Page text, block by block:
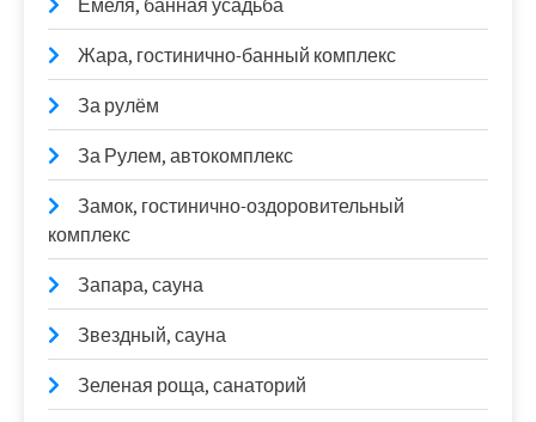
Емеля, банная усадьба
Жара, гостинично-банный комплекс
За рулём
За Рулем, автокомплекс
Замок, гостинично-оздоровительный
комплекс
Запара, сауна
Звездный, сауна
Зеленая роща, санаторий